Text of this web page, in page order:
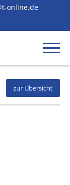
zur Übersicht
online.de